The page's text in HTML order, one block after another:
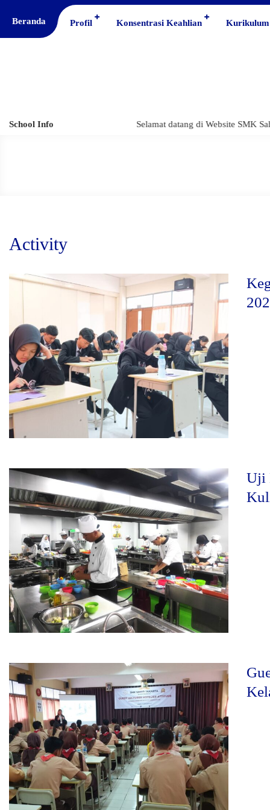
Beranda Profil Konsentrasi Keahlian Kurikulum
School Info Selamat datang di Website SMK
Activity
Uji